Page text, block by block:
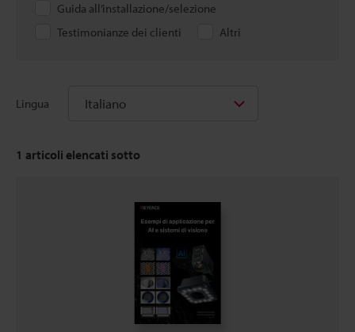
Guida all’installazione/selezione
Testimonianze dei clienti
Altri
Lingua Italiano
1 articoli elencati sotto